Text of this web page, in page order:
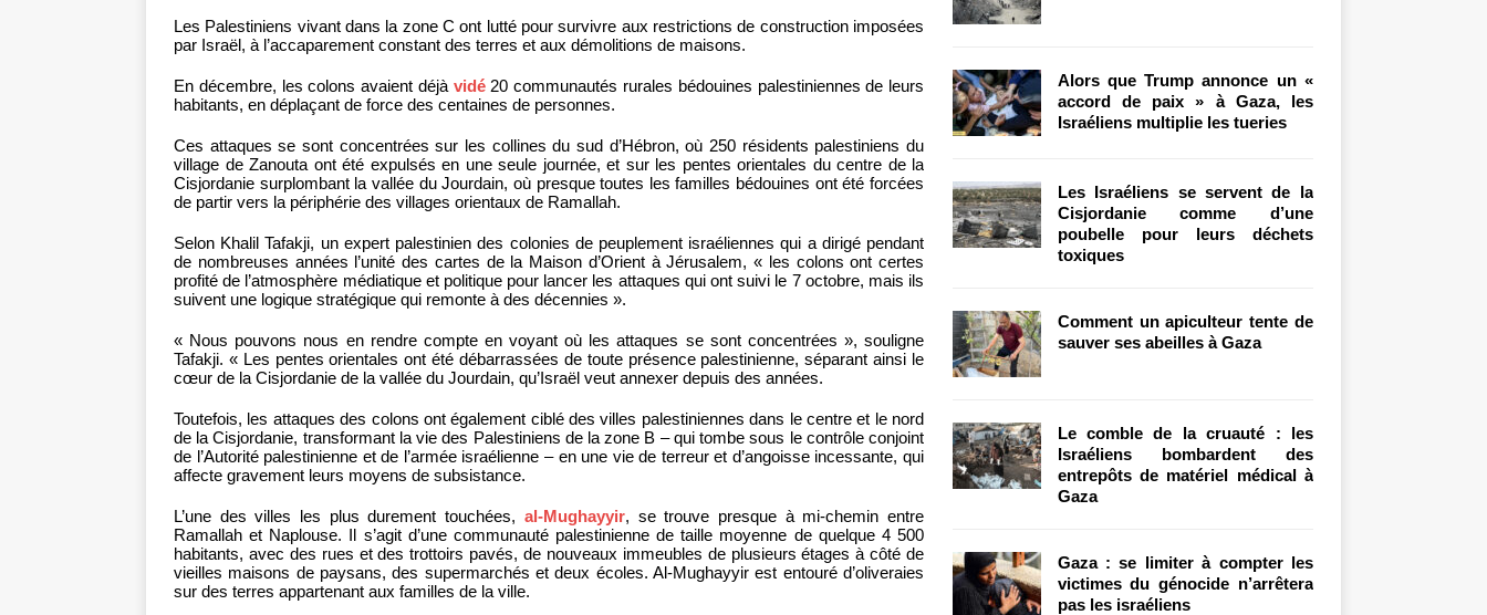
Les Palestiniens vivant dans la zone C ont lutté pour survivre aux restrictions de construction imposées
par Israël, à l’accaparement constant des terres et aux démolitions de maisons.
En décembre, les colons avaient déjà vidé20 communautés rurales bédouines palestiniennes de leurs
habitants, en déplaçant de force des centaines de personnes.
Ces attaques se sont concentrées sur les collines du sud d’Hébron, où 250 résidents palestiniens du
village de Zanouta ont été expulsés en une seule journée, et sur les pentes orientales du centre de la
Cisjordanie surplombant la vallée du Jourdain, où presque toutes les familles bédouines ont été forcées
de partir vers la périphérie des villages orientaux de Ramallah.
Selon Khalil Tafakji, un expert palestinien des colonies de peuplement israéliennes qui a dirigé pendant
de nombreuses années l’unité des cartes de la Maison d’Orient à Jérusalem, « les colons ont certes
profité de l’atmosphère médiatique et politique pour lancer les attaques qui ont suivi le 7 octobre, mais ils
suivent une logique stratégique qui remonte à des décennies ».
« Nous pouvons nous en rendre compte en voyant où les attaques se sont concentrées », souligne
Tafakji. « Les pentes orientales ont été débarrassées de toute présence palestinienne, séparant ainsi le
cœur de la Cisjordanie de la vallée du Jourdain, qu’Israël veut annexer depuis des années.
Toutefois, les attaques des colons ont également ciblé des villes palestiniennes dans le centre et le nord
de la Cisjordanie, transformant la vie des Palestiniens de la zone B – qui tombe sous le contrôle conjoint
de l’Autorité palestinienne et de l’armée israélienne – en une vie de terreur et d’angoisse incessante, qui
affecte gravement leurs moyens de subsistance.
L’une des villes les plus durement touchées, al-Mughayyir, se trouve presque à mi-chemin entre
Ramallah et Naplouse. Il s’agit d’une communauté palestinienne de taille moyenne de quelque 4 500
habitants, avec des rues et des trottoirs pavés, de nouveaux immeubles de plusieurs étages à côté de
vieilles maisons de paysans, des supermarchés et deux écoles. Al-Mughayyir est entouré d’oliveraies
sur des terres appartenant aux familles de la ville.
Alors que Trump annonce un «
accord de paix » à Gaza, les
Israéliens multiplie les tueries
Les Israéliens se servent de la
Cisjordanie comme d’une
poubelle pour leurs déchets
toxiques
Comment un apiculteur tente de
sauver ses abeilles à Gaza
Le comble de la cruauté : les
Israéliens bombardent des
entrepôts de matériel médical à
Gaza
Gaza : se limiter à compter les
victimes du génocide n’arrêtera
pas les israéliens